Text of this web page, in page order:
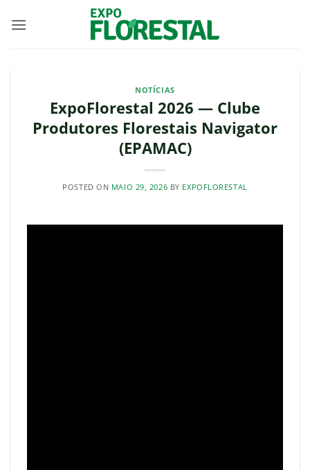
NOTÍCIAS
ExpoFlorestal 2026 — Clube
Produtores Florestais Navigator
(EPAMAC)
POSTED ON MAIO 29, 2026 BY EXPOFLORESTAL